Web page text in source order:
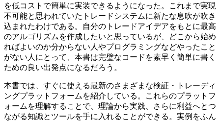
を低コストで簡単に実装できるようになった。これまで実現
不可能と思われていたトレードシステムに新たな息吹が吹き
込まれたわけである。自分のトレードアイデアをもとに最高
のアルゴリズムを作成したいと思っているが、どこから始め
ればよいのか分からない人やプログラミングなどやったこと
がない人にとって、本書は完璧なコードを素早く簡単に書く
ための良い出発点になるだろう。
本書では、すぐに使える最新のさまざまな検証・トレーディ
ングプラットフォームを紹介している。これらのプラットフ
ォームを理解することで、理論から実践、さらに利益へとつ
ながる知識とツールを手に入れることができる。実例をふん